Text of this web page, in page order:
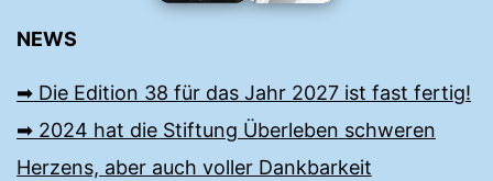
NEWS
➡︎ Die Edition 38 für das Jahr 2027 ist fast fertig!
➡︎ 2024 hat die Stiftung Überleben schweren
Herzens, aber auch voller Dankbarkeit